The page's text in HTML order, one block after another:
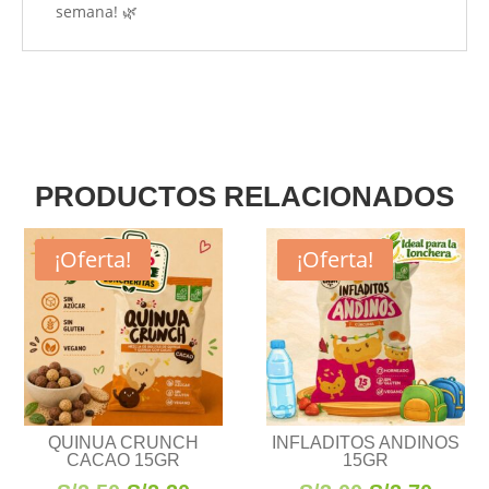
semana! 🌿
PRODUCTOS RELACIONADOS
¡Oferta!
QUINUA CRUNCH
CACAO 15GR
¡Oferta!
INFLADITOS ANDINOS
15GR